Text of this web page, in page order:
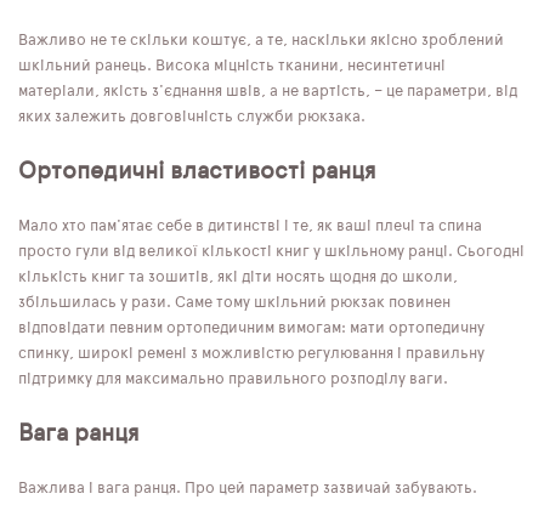
Важливо не те скільки коштує, а те, наскільки якісно зроблений
шкільний ранець. Висока міцність тканини, несинтетичні
матеріали, якість з'єднання швів, а не вартість, – це параметри, від
яких залежить довговічність служби рюкзака.
Ортопедичні властивості ранця
Мало хто пам'ятає себе в дитинстві і те, як ваші плечі та спина
просто гули від великої кількості книг у шкільному ранці. Сьогодні
кількість книг та зошитів, які діти носять щодня до школи,
збільшилась у рази. Саме тому шкільний рюкзак повинен
відповідати певним ортопедичним вимогам: мати ортопедичну
спинку, широкі ремені з можливістю регулювання і правильну
підтримку для максимально правильного розподілу ваги.
Вага ранця
Важлива і вага ранця. Про цей параметр зазвичай забувають.